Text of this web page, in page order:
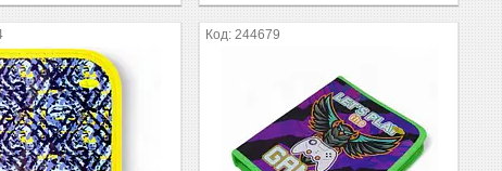
244679